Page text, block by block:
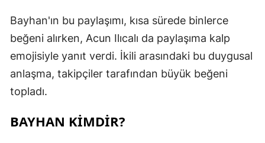
Bayhan'ın bu paylaşımı, kısa sürede binlerce
beğeni alırken, Acun Ilıcalı da paylaşıma kalp
emojisiyle yanıt verdi. İkili arasındaki bu duygusal
anlaşma, takipçiler tarafından büyük beğeni
topladı.
BAYHAN KIMDIR?